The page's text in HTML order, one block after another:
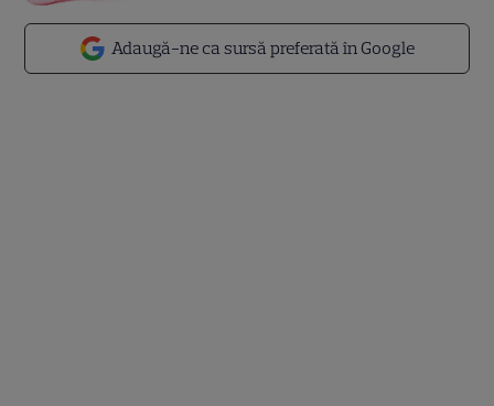
Adaugă-ne ca sursă preferată în Google